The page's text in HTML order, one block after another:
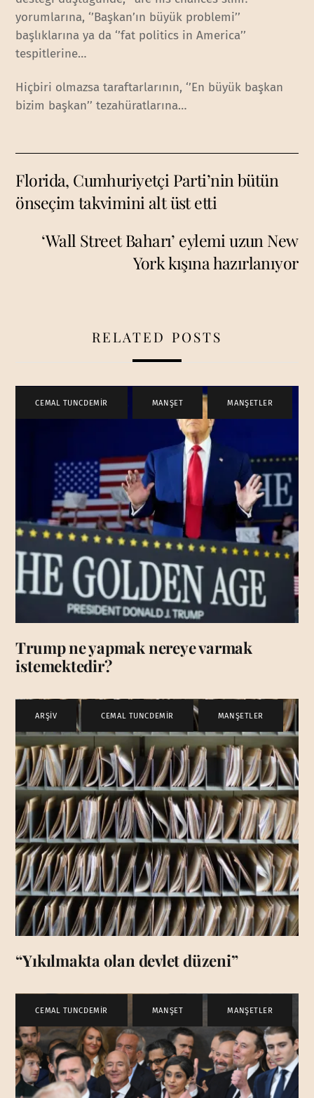
yorumlarına, ‘’Başkan’ın büyük problemi’’
başlıklarına ya da ‘’fat politics in America’’
tespitlerine…
Hiçbiri olmazsa taraftarlarının, ‘’En büyük başkan
bizim başkan’’ tezahüratlarına…
Florida, Cumhuriyetçi Parti’nin bütün
önseçim takvimini alt üst etti
‘Wall Street Baharı’ eylemi uzun New
York kışına hazırlanıyor
RELATED POSTS
CEMAL TUNCDEMİR MANŞET , MANŞETLER
Trump ne yapmak nereye varmak
istemektedir?
ARŞİV CEMAL TUNCDEMİR , MANŞETLER
“Yıkılmakta olan devlet düzeni”
CEMAL TUNCDEMİR MANŞET MANŞETLER